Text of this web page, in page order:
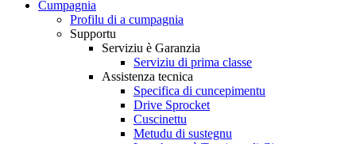
Cumpagnia
Profilu di a cumpagnia
Supportu
Serviziu è Garanzia
Serviziu di prima classe
Assistenza tecnica
Specifica di cuncepimentu
Drive Sprocket
Cuscinettu
Metudu di sustegnu